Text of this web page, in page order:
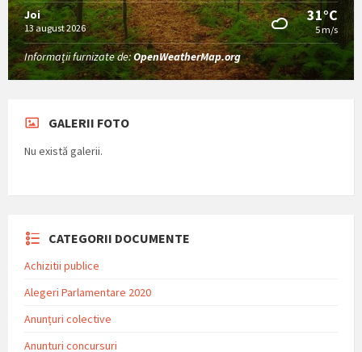
Joi
13 august 2026
31°C
5 m/s
Informații furnizate de:OpenWeatherMap.org
GALERII FOTO
Nu există galerii.
CATEGORII DOCUMENTE
Achizitii publice
Alegeri Parlamentare 2020
Anunțuri colective
Anunturi concursuri